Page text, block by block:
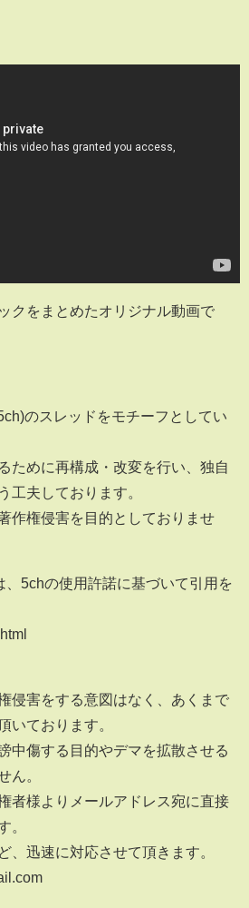
クをまとめたオリジナル動画で
のスレッドをモチーフとしてい
ために再構成・改変を行い、独自
工夫しております。
作権侵害を目的としておりませ
、5chの使用許諾に基づいて引用を
侵害をする意図はなく、あくまで
いております。
中傷する目的やデマを拡散させる
ん。
者様よりメールアドレス宛に直接
。
、迅速に対応させて頂きます。